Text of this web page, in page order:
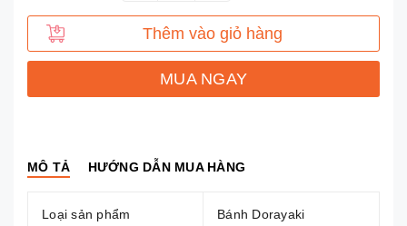
Thêm vào giỏ hàng
MUA NGAY
MÔ TẢ HƯỚNG DẪN MUA HÀNG
Loại sản phẩm Bánh Dorayaki